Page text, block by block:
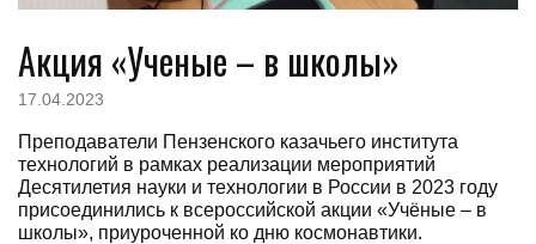
Акция «Ученые – в школы»
17.04.2023
Преподаватели Пензенского казачьего института
технологий в рамках реализации мероприятий
Десятилетия науки и технологии в России в 2023 году
присоединились к всероссийской акции «Учёные – в
школы», приуроченной ко дню космонавтики.